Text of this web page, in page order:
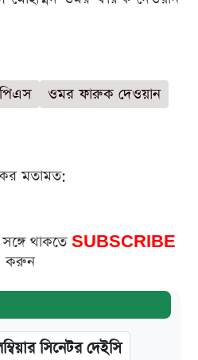
ওমর ফারুক দেওয়ান
মতামত:
থাকতে SUBSCRIBE
করুন
সিনেটর দেইসি